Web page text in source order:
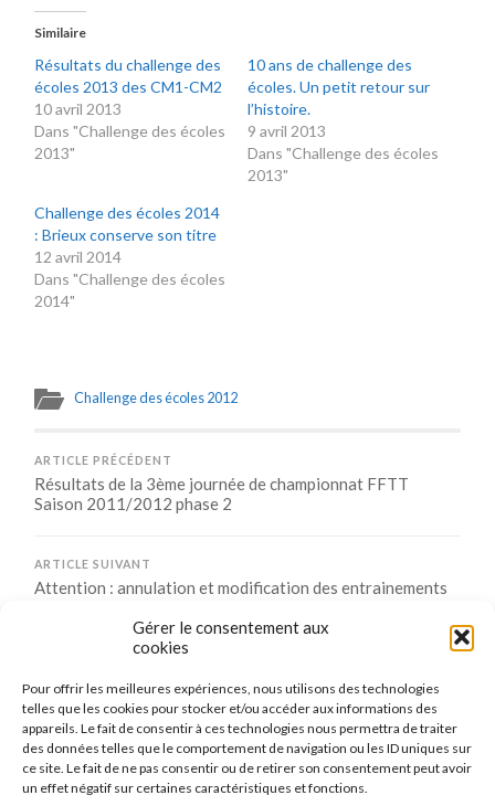
Gérer le consentement aux
cookies
Pour offrir les meilleures expériences, nous utilisons des technologies
telles que les cookies pour stocker et/ou accéder aux informations des
appareils. Le fait de consentir à ces technologies nous permettra de traiter
des données telles que le comportement de navigation ou les ID uniques sur
ce site. Le fait de ne pas consentir ou de retirer son consentement peut avoir
un effet négatif sur certaines caractéristiques et fonctions.
Similaire
Résultats du challenge des
écoles 2013 des CM1-CM2
10 avril 2013
Dans "Challenge des écoles
2013"
10 ans de challenge des
écoles. Un petit retour sur
l’histoire.
9 avril 2013
Dans "Challenge des écoles
2013"
Challenge des écoles 2014
: Brieux conserve son titre
12 avril 2014
Dans "Challenge des écoles
2014"
Challenge des écoles 2012
ARTICLE PRÉCÉDENT
Résultats de la 3ème journée de championnat FFTT
Saison 2011/2012 phase 2
ARTICLE SUIVANT
Attention : annulation et modification des entrainements
Comments are closed.
CONNEXION